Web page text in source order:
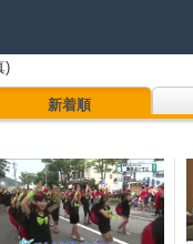
)
新着順